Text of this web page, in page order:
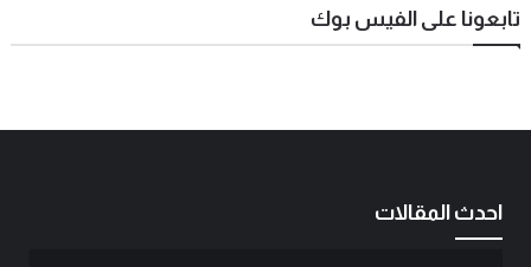
تابعونا على الفيس بوك
احدث المقالات